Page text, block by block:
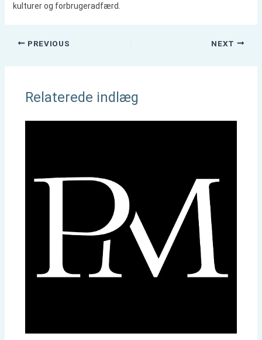
kulturer og forbrugeradfærd.
PREVIOUS NEXT
Relaterede indlæg